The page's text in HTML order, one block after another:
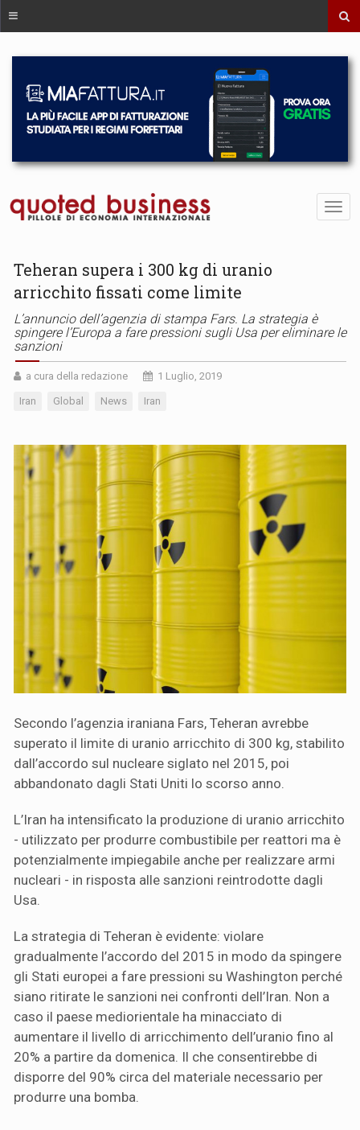
Teheran supera i 300 kg di uranio
arricchito fissati come limite
L’annuncio dell’agenzia di stampa Fars. La strategia è
spingere l’Europa a fare pressioni sugli Usa per eliminare le
sanzioni
a cura della redazione 1 Luglio, 2019
Iran Global News Iran
Secondo l’agenzia iraniana Fars, Teheran avrebbe
superato il limite di uranio arricchito di 300 kg, stabilito
dall’accordo sul nucleare siglato nel 2015, poi
abbandonato dagli Stati Uniti lo scorso anno.
L’Iran ha intensificato la produzione di uranio arricchito
- utilizzato per produrre combustibile per reattori ma è
potenzialmente impiegabile anche per realizzare armi
nucleari - in risposta alle sanzioni reintrodotte dagli
Usa.
La strategia di Teheran è evidente: violare
gradualmente l’accordo del 2015 in modo da spingere
gli Stati europei a fare pressioni su Washington perché
siano ritirate le sanzioni nei confronti dell’Iran. Non a
caso il paese mediorientale ha minacciato di
aumentare il livello di arricchimento dell’uranio fino al
20% a partire da domenica. Il che consentirebbe di
disporre del 90% circa del materiale necessario per
produrre una bomba.